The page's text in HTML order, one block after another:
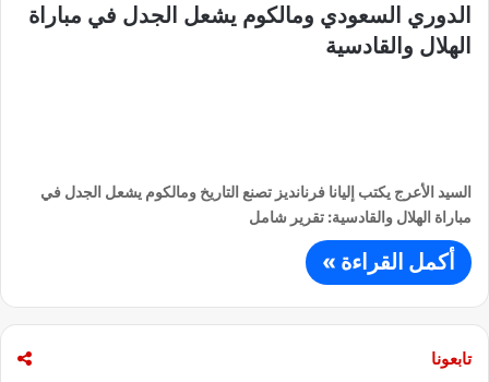
الدوري السعودي ومالكوم يشعل الجدل في مباراة
الهلال والقادسية
السيد الأعرج يكتب إليانا فرنانديز تصنع التاريخ ومالكوم يشعل الجدل في
مباراة الهلال والقادسية: تقرير شامل
أكمل القراءة »
تابعونا